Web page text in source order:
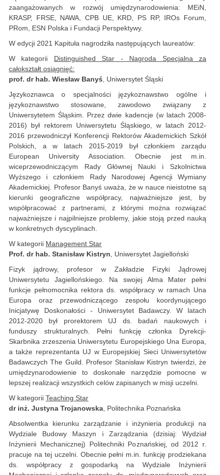
zaangażowanych w rozwój umiędzynarodowienia: MEiN,
KRASP, FRSE, NAWA, CPB UE, KRD, PS RP, IROs Forum,
PRom, ESN Polska i Fundacji Perspektywy.
W edycji 2021 Kapituła nagrodziła następujących laureatów:
W kategorii Distinguished Star - Nagroda Specjalna za
całokształt osiągnięć:
prof. dr hab. Wiesław Banyś, Uniwersytet Śląski
Językoznawca o specjalności językoznawstwo ogólne i
językoznawstwo stosowane, zawodowo związany z
Uniwersytetem Śląskim. Przez dwie kadencje (w latach 2008-
2016) był rektorem Uniwersytetu Śląskiego, w latach 2012-
2016 przewodniczył Konferencji Rektorów Akademickich Szkół
Polskich, a w latach 2015-2019 był członkiem zarządu
European University Association. Obecnie jest m.in.
wiceprzewodniczącym Rady Głównej Nauki i Szkolnictwa
Wyższego i członkiem Rady Narodowej Agencji Wymiany
Akademickiej. Profesor Banyś uważa, że w nauce nieistotne są
kierunki geograficzne współpracy, najważniejsze jest, by
współpracować z partnerami, z którymi można rozwiązać
najważniejsze i najpilniejsze problemy, jakie stoją przed nauką
w konkretnych dyscyplinach.
W kategorii Management Star
Prof. dr hab. Stanisław Kistryn, Uniwersytet Jagielloński
Fizyk jądrowy, profesor w Zakładzie Fizyki Jądrowej
Uniwersytetu Jagiellońskiego. Na swojej Alma Mater pełni
funkcje pełnomocnika rektora ds. współpracy w ramach Una
Europa oraz przewodniczącego zespołu koordynującego
Inicjatywę Doskonałości - Uniwersytet Badawczy. W latach
2012-2020 był prorektorem UJ ds. badań naukowych i
funduszy strukturalnych. Pełni funkcję członka Dyrekcji-
Skarbnika zrzeszenia Uniwersytetu Europejskiego Una Europa,
a także reprezentanta UJ w Europejskiej Sieci Uniwersytetów
Badawczych The Guild. Profesor Stanisław Kistryn twierdzi, że
umiędzynarodowienie to doskonałe narzędzie pomocne w
lepszej realizacji wszystkich celów zapisanych w misji uczelni.
W kategorii Teaching Star
dr inż. Justyna Trojanowska, Politechnika Poznańska
Absolwentka kierunku zarządzanie i inżynieria produkcji na
Wydziale Budowy Maszyn i Zarządzania (dzisiaj: Wydział
Inżynierii Mechanicznej) Politechniki Poznańskiej, od 2012 r.
pracuje na tej uczelni. Obecnie pełni m.in. funkcję prodziekana
ds. współpracy z gospodarką na Wydziale Inżynierii